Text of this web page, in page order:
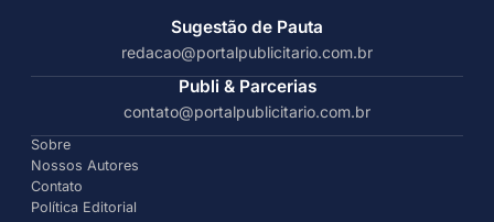
Sugestão de Pauta
redacao@portalpublicitario.com.br
Publi & Parcerias
contato@portalpublicitario.com.br
Sobre
Nossos Autores
Contato
Política Editorial